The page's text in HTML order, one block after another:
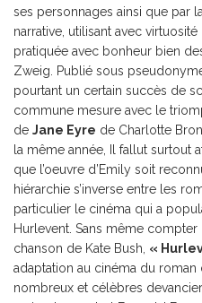
ses personnages ainsi que par
narrative, utilisant avec
pratiquée avec bonheur bien
Zweig. Publié sous
pourtant un certain succès de
commune mesure avec le
de Jane Eyre de Charlotte
la même année, Il fallut surtout
que l’oeuvre d’Emily soit
hiérarchie s’inverse entre les
particulier le cinéma qui a
Hurlevent. Sans même
chanson de Kate Bush, «
adaptation au cinéma du roman
nombreux et célèbres